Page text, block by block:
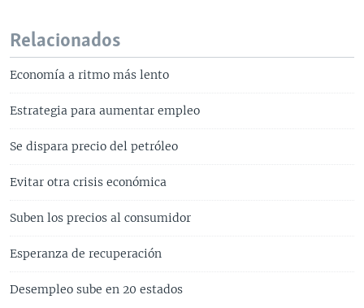
Relacionados
Economía a ritmo más lento
Estrategia para aumentar empleo
Se dispara precio del petróleo
Evitar otra crisis económica
Suben los precios al consumidor
Esperanza de recuperación
Desempleo sube en 20 estados